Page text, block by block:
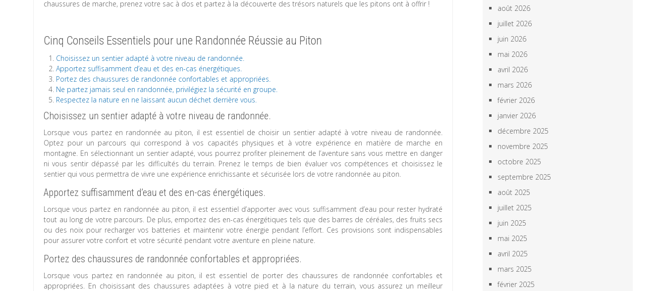
chaussures de marche, prenez votre sac à dos et partez à la découverte des trésors naturels que les pitons ont à offrir !
Cinq Conseils Essentiels pour une Randonnée Réussie au Piton
Choisissez un sentier adapté à votre niveau de randonnée.
Apportez suffisamment d’eau et des en-cas énergétiques.
Portez des chaussures de randonnée confortables et appropriées.
Ne partez jamais seul en randonnée, privilégiez la sécurité en groupe.
Respectez la nature en ne laissant aucun déchet derrière vous.
Choisissez un sentier adapté à votre niveau de randonnée.
Lorsque vous partez en randonnée au piton, il est essentiel de choisir un sentier adapté à votre niveau de randonnée.
Optez pour un parcours qui correspond à vos capacités physiques et à votre expérience en matière de marche en
montagne. En sélectionnant un sentier adapté, vous pourrez profiter pleinement de l’aventure sans vous mettre en danger
ni vous sentir dépassé par les difficultés du terrain. Prenez le temps de bien évaluer vos compétences et choisissez le
sentier qui vous permettra de vivre une expérience enrichissante et sécurisée lors de votre randonnée au piton.
Apportez suffisamment d’eau et des en-cas énergétiques.
Lorsque vous partez en randonnée au piton, il est essentiel d’apporter avec vous suffisamment d’eau pour rester hydraté
tout au long de votre parcours. De plus, emportez des en-cas énergétiques tels que des barres de céréales, des fruits secs
ou des noix pour recharger vos batteries et maintenir votre énergie pendant l’effort. Ces provisions sont indispensables
pour assurer votre confort et votre sécurité pendant votre aventure en pleine nature.
Portez des chaussures de randonnée confortables et appropriées.
Lorsque vous partez en randonnée au piton, il est essentiel de porter des chaussures de randonnée confortables et
appropriées. En choisissant des chaussures adaptées à votre pied et à la nature du terrain, vous assurez un meilleur
août 2026
juillet 2026
juin 2026
mai 2026
avril 2026
mars 2026
février 2026
janvier 2026
décembre 2025
novembre 2025
octobre 2025
septembre 2025
août 2025
juillet 2025
juin 2025
mai 2025
avril 2025
mars 2025
février 2025